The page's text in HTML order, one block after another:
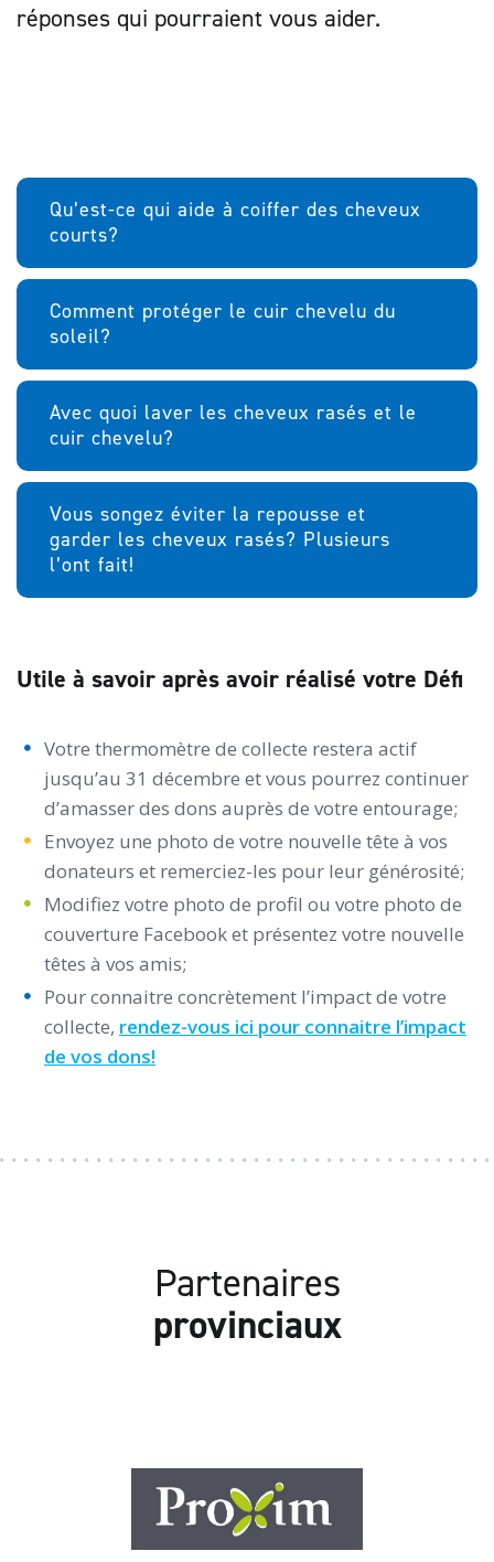
réponses qui pourraient vous aider.
Qu’est-ce qui aide à coiffer des cheveux
courts?
Comment protéger le cuir chevelu du
soleil?
Avec quoi laver les cheveux rasés et le
cuir chevelu?
Vous songez éviter la repousse et
garder les cheveux rasés? Plusieurs
l’ont fait!
Utile à savoir après avoir réalisé votre Défi
Votre thermomètre de collecte restera actif
jusqu’au 31 décembre et vous pourrez continuer
d’amasser des dons auprès de votre entourage;
Envoyez une photo de votre nouvelle tête à vos
donateurs et remerciez-les pour leur générosité;
Modifiez votre photo de profil ou votre photo de
couverture Facebook et présentez votre nouvelle
têtes à vos amis;
Pour connaitre concrètement l’impact de votre
collecte, rendez-vous ici pour connaitre l’impact
de vos dons!
Partenaires
provinciaux